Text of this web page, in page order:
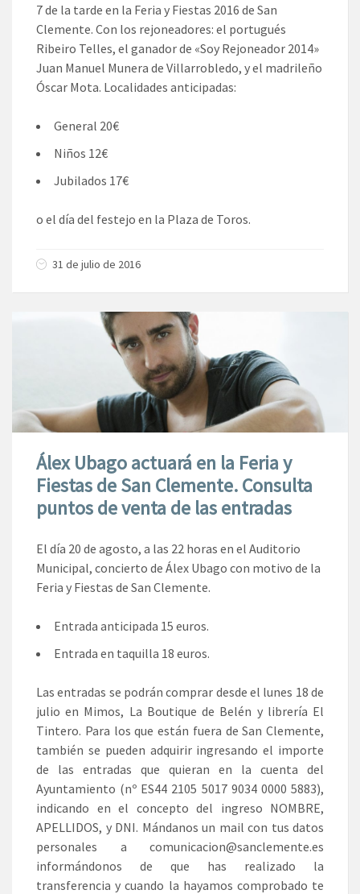
7 de la tarde en la Feria y Fiestas 2016 de San
Clemente. Con los rejoneadores: el portugués
Ribeiro Telles, el ganador de «Soy Rejoneador 2014»
Juan Manuel Munera de Villarrobledo, y el madrileño
Óscar Mota. Localidades anticipadas:
General 20€
Niños 12€
Jubilados 17€
o el día del festejo en la Plaza de Toros.
31 de julio de 2016
Álex Ubago actuará en la Feria y
Fiestas de San Clemente. Consulta
puntos de venta de las entradas
El día 20 de agosto, a las 22 horas en el Auditorio
Municipal, concierto de Álex Ubago con motivo de la
Feria y Fiestas de San Clemente.
Entrada anticipada 15 euros.
Entrada en taquilla 18 euros.
Las entradas se podrán comprar desde el lunes 18 de
julio en Mimos, La Boutique de Belén y librería El
Tintero. Para los que están fuera de San Clemente,
también se pueden adquirir ingresando el importe
de las entradas que quieran en la cuenta del
Ayuntamiento (nº ES44 2105 5017 9034 0000 5883),
indicando en el concepto del ingreso NOMBRE,
APELLIDOS, y DNI. Mándanos un mail con tus datos
personales a comunicacion@sanclemente.es
informándonos de que has realizado la
transferencia y cuando la hayamos comprobado te